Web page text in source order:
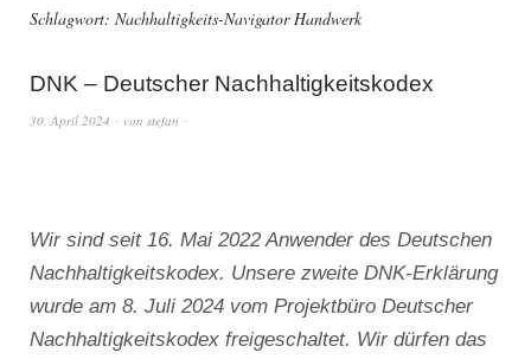
Schlagwort: Nachhaltigkeits-Navigator Handwerk
DNK – Deutscher Nachhaltigkeitskodex
30. April 2024 von stefan
Wir sind seit 16. Mai 2022 Anwender des Deutschen
Nachhaltigkeitskodex. Unsere zweite DNK-Erklärung
wurde am 8. Juli 2024 vom Projektbüro Deutscher
Nachhaltigkeitskodex freigeschaltet. Wir dürfen das